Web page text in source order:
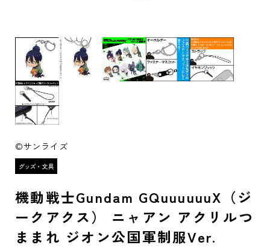
©サンライズ
機動戦士Gundam GQuuuuuuX（ジ
ークアクス） ニャアン アクリルつ
ままれ ジオン公国軍制服Ver.